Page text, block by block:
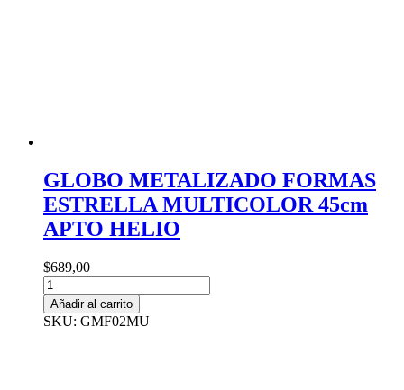
GLOBO METALIZADO FORMAS
ESTRELLA MULTICOLOR 45cm
APTO HELIO
$689,00
GLOBO
METALIZADO
FORMAS
Añadir al carrito
SKU: GMF02MU